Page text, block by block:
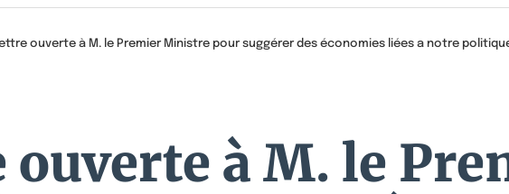
ouverte à M. le Premier Ministre pour suggérer des économies liées a notre
à M. le